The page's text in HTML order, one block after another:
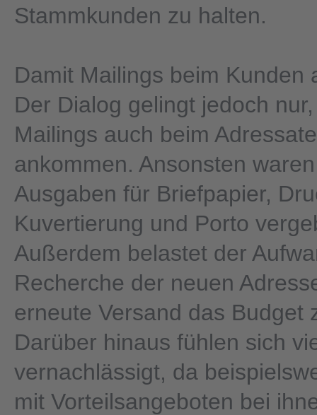
Stammkunden zu halten.
Damit Mailings beim Kunden
Der Dialog gelingt jedoch
Mailings auch beim
ankommen. Ansonsten
Ausgaben für Briefpapier,
Kuvertierung und Porto
Außerdem belastet der
Recherche der neuen
erneute Versand das Budget
Darüber hinaus fühlen sich
vernachlässigt, da
mit Vorteilsangeboten bei